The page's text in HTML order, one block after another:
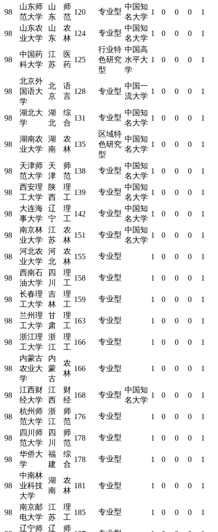
98
山东师
范大学
山
东
师
范
120 专业型
中国知
名大学
1 0 0 0 1
98
山东农
业大学
山
东
农
林
124 专业型
中国知
名大学
1 0 0 0 1
98
中国药
科大学
江
苏
医
药
125
行业特
色研究
型
中国高
水平大
学
1 0 0 0 1
98
北京外
国语大
学
北
京
语
言
128 专业型
中国一
流大学
1 0 0 0 1
98
湖北大
学
湖
北
综
合
131 专业型
中国知
名大学
1 0 0 0 1
98
湖南农
业大学
湖
南
农
林
135
区域特
色研究
型
中国知
名大学
1 0 0 0 1
98
天津师
范大学
天
津
师
范
138 专业型
中国知
名大学
1 0 0 0 1
98
西安理
工大学
陕
西
理
工
139 专业型
中国知
名大学
1 0 0 0 1
98
大连海
事大学
辽
宁
理
工
142 专业型
中国知
名大学
1 0 0 0 1
98
南京林
业大学
江
苏
农
林
151 专业型
中国知
名大学
1 0 0 0 1
98
河北农
业大学
河
北
农
林
155 专业型 1 0 0 0 1
98
西南石
油大学
四
川
理
工
158 专业型 1 0 0 0 1
98
长春理
工大学
吉
林
理
工
159 专业型 1 0 0 0 1
98
兰州理
工大学
甘
肃
理
工
163 专业型 1 0 0 0 1
98
浙江理
工大学
浙
江
理
工
166 专业型 1 0 0 0 1
98
内蒙古
农业大
学
内
蒙
古
农
林
166 专业型 1 0 0 0 1
98
江西财
经大学
江
西
财
经
168 专业型
中国知
名大学
1 0 0 0 1
98
杭州师
范大学
浙
江
师
范
176 专业型 1 0 0 0 1
98
四川师
范大学
四
川
师
范
178 专业型 1 0 0 0 1
98
华侨大
学
福
建
综
合
178 专业型 1 0 0 0 1
98
中南林
业科技
大学
湖
南
农
林
181 专业型 1 0 0 0 1
98
南京邮
电大学
江
苏
理
工
185 专业型 1 0 0 0 1
辽宁师 辽 师